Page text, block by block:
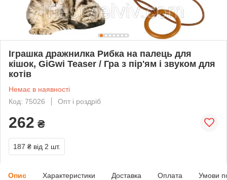
Іграшка дражнилка Рибка на палець для
кішок, GiGwi Teaser / Гра з пір'ям і звуком для
котів
Немає в наявності
Код: 75026
Опт і роздріб
262 ₴
187 ₴ від 2 шт.
Опис Характеристики Доставка Оплата Умови